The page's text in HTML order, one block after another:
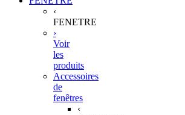
‹
FENETRE
›
Voir
les
produits
Accessoires
de
fenêtres
‹